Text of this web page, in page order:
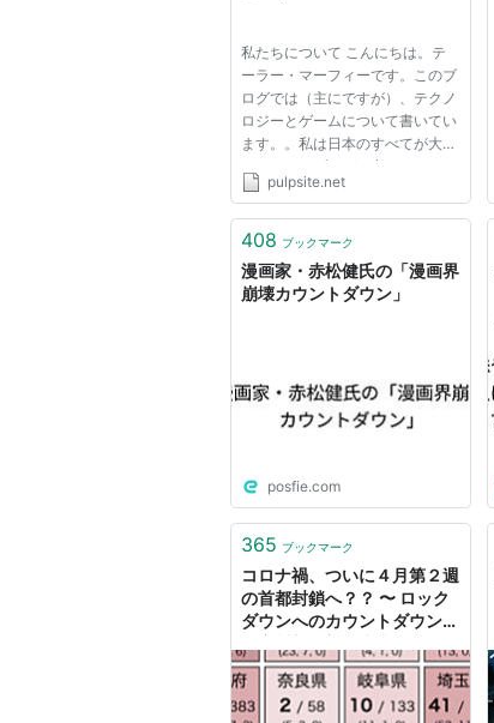
私たちについて こんにちは。テ
ーラー・マーフィーです。このブ
ログでは（主にですが）、テクノ
ロジーとゲームについて書いてい
ます。。私は日本のすべてが大好
きなので、ブログの中でみなさん
のお役に立てるような、という願
に関する情報を沢山紹介していま
pulpsite.net
408 ブックマーク
漫画家・赤松健氏の「漫画界
崩壊カウントダウン」
posfie.com
365 ブックマーク
コロナ禍、ついに４月第２週
の首都封鎖へ？？ 〜 ロック
ダウンへのカウントダウン〜
2045 - 危機と分断、そして
AIは世界をどのように変える
のか？